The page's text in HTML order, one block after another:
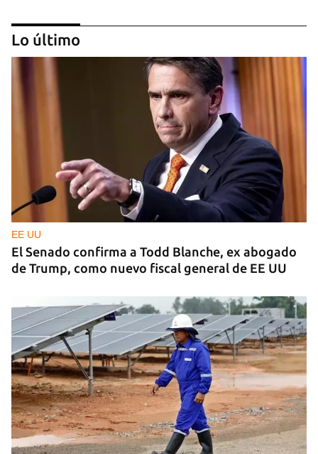
Invitan al primer Encuentros Insularis
Lo último
EE UU
El Senado confirma a Todd Blanche, ex abogado
de Trump, como nuevo fiscal general de EE UU